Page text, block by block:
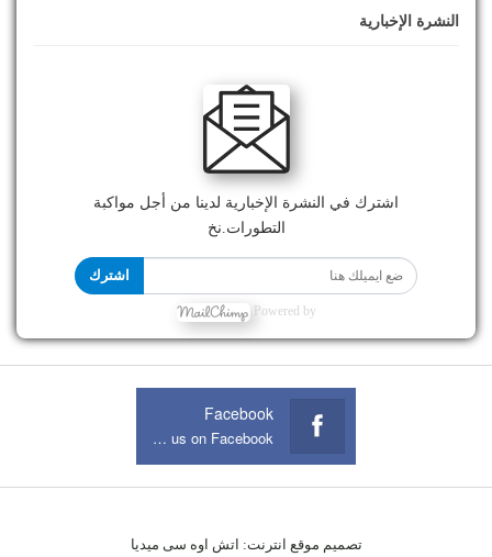
النشرة الإخبارية
اشترك في النشرة الإخبارية لدينا من أجل مواكبة
التطورات.نخ
اشترك
Powered by
Facebook
Join us on Facebook
تصميم موقع انترنت: اتش اوه سى ميديا